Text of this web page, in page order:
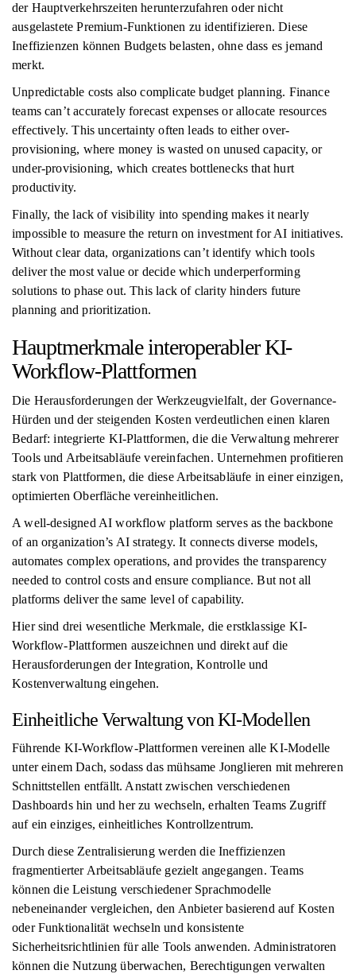
der Hauptverkehrszeiten herunterzufahren oder nicht
ausgelastete Premium-Funktionen zu identifizieren. Diese
Ineffizienzen können Budgets belasten, ohne dass es jemand
merkt.
Unpredictable costs also complicate budget planning. Finance
teams can’t accurately forecast expenses or allocate resources
effectively. This uncertainty often leads to either over-
provisioning, where money is wasted on unused capacity, or
under-provisioning, which creates bottlenecks that hurt
productivity.
Finally, the lack of visibility into spending makes it nearly
impossible to measure the return on investment for AI initiatives.
Without clear data, organizations can’t identify which tools
deliver the most value or decide which underperforming
solutions to phase out. This lack of clarity hinders future
planning and prioritization.
Hauptmerkmale interoperabler KI-
Workflow-Plattformen
Die Herausforderungen der Werkzeugvielfalt, der Governance-
Hürden und der steigenden Kosten verdeutlichen einen klaren
Bedarf: integrierte KI-Plattformen, die die Verwaltung mehrerer
Tools und Arbeitsabläufe vereinfachen. Unternehmen profitieren
stark von Plattformen, die diese Arbeitsabläufe in einer einzigen,
optimierten Oberfläche vereinheitlichen.
A well-designed AI workflow platform serves as the backbone
of an organization’s AI strategy. It connects diverse models,
automates complex operations, and provides the transparency
needed to control costs and ensure compliance. But not all
platforms deliver the same level of capability.
Hier sind drei wesentliche Merkmale, die erstklassige KI-
Workflow-Plattformen auszeichnen und direkt auf die
Herausforderungen der Integration, Kontrolle und
Kostenverwaltung eingehen.
Einheitliche Verwaltung von KI-Modellen
Führende KI-Workflow-Plattformen vereinen alle KI-Modelle
unter einem Dach, sodass das mühsame Jonglieren mit mehreren
Schnittstellen entfällt. Anstatt zwischen verschiedenen
Dashboards hin und her zu wechseln, erhalten Teams Zugriff
auf ein einziges, einheitliches Kontrollzentrum.
Durch diese Zentralisierung werden die Ineffizienzen
fragmentierter Arbeitsabläufe gezielt angegangen. Teams
können die Leistung verschiedener Sprachmodelle
nebeneinander vergleichen, den Anbieter basierend auf Kosten
oder Funktionalität wechseln und konsistente
Sicherheitsrichtlinien für alle Tools anwenden. Administratoren
können die Nutzung überwachen, Berechtigungen verwalten